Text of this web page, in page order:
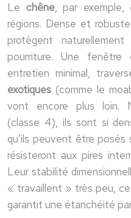
Le chêne, par exemple,
régions. Dense et
protègent
pourriture. Une
entretien minimal,
exotiques (comme le
vont encore plus loin.
(classe 4), ils sont si
qu’ils peuvent être
résisteront aux pires
Leur stabilité
« travaillent » très peu,
garantit une étanchéité